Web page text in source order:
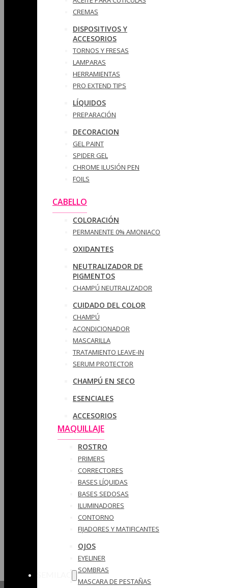
CREMAS
DISPOSITIVOS Y
ACCESORIOS
TORNOS Y FRESAS
LAMPARAS
HERRAMIENTAS
PRO EXTEND TIPS
LÍQUIDOS
PREPARACIÓN
DECORACION
GEL PAINT
SPIDER GEL
CHROME ILUSIÓN PEN
FOILS
CABELLO
COLORACIÓN
PERMANENTE 0% AMONIACO
OXIDANTES
NEUTRALIZADOR DE
PIGMENTOS
CHAMPÚ NEUTRALIZADOR
CUIDADO DEL COLOR
CHAMPÚ
ACONDICIONADOR
MASCARILLA
TRATAMIENTO LEAVE-IN
SERUM PROTECTOR
CHAMPÚ EN SECO
ESENCIALES
ACCESORIOS
MAQUILLAJE
ROSTRO
PRIMERS
CORRECTORES
BASES LÍQUIDAS
BASES SEDOSAS
ILUMINADORES
CONTORNO
FIJADORES Y MATIFICANTES
OJOS
EYELINER
SOMBRAS
MASCARA DE PESTAÑAS